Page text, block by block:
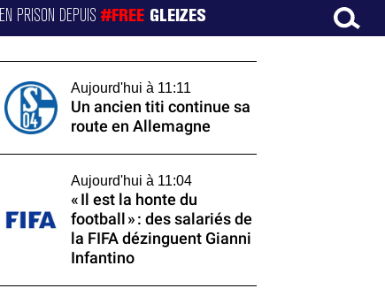
EN PRISON DEPUIS#FREE GLEIZES
Aujourd'hui à 11:11
Un ancien titi continue sa
route en Allemagne
Aujourd'hui à 11:04
« Il est la honte du
football » : des salariés de
la FIFA dézinguent Gianni
Infantino